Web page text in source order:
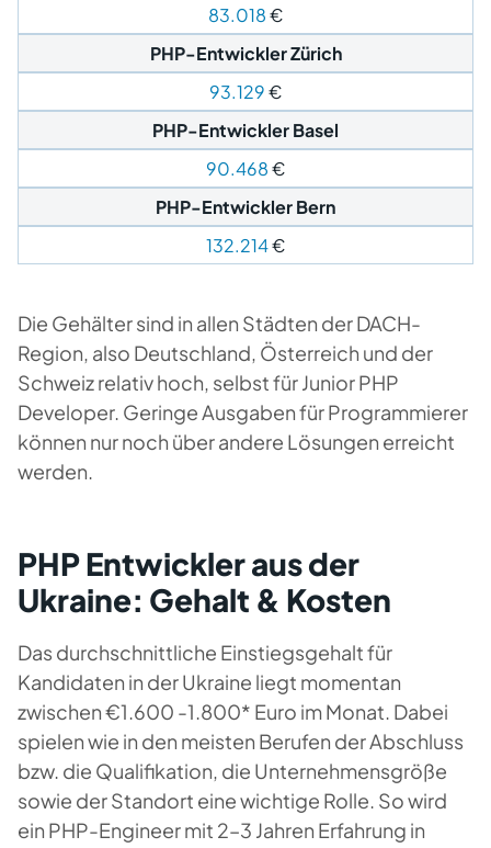
83.018€
PHP-Entwickler Zürich
93.129€
PHP-Entwickler Basel
90.468€
PHP-Entwickler Bern
132.214€
Die Gehälter sind in allen Städten der DACH-
Region, also Deutschland, Österreich und der
Schweiz relativ hoch, selbst für Junior PHP
Developer. Geringe Ausgaben für Programmierer
können nur noch über andere Lösungen erreicht
werden.
PHP Entwickler aus der
Ukraine: Gehalt & Kosten
Das durchschnittliche Einstiegsgehalt für
Kandidaten in der Ukraine liegt momentan
zwischen €1.600 -1.800* Euro im Monat. Dabei
spielen wie in den meisten Berufen der Abschluss
bzw. die Qualifikation, die Unternehmensgröße
sowie der Standort eine wichtige Rolle. So wird
ein PHP-Engineer mit 2–3 Jahren Erfahrung in